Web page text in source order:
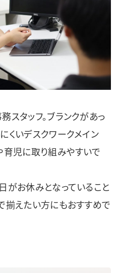
タッフ。ブランクがあっ
くいデスクワークメイン
育児に取り組みやすいで
がお休みとなっていること
揃えたい方にもおすすめで